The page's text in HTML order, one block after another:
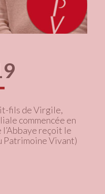
fils de Virgile,
commencée en
reçoit le
Patrimoine Vivant)